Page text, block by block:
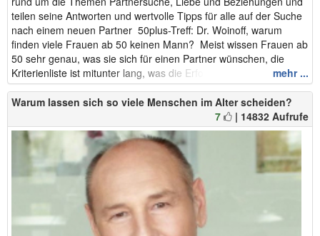
teilen seine Antworten und wertvolle Tipps für alle auf der Suche
nach einem neuen Partner 50plus-Treff: Dr. Woinoff, warum
finden viele Frauen ab 50 keinen Mann? Meist wissen Frauen ab
50 sehr genau, was sie sich für einen Partner wünschen, die
Kriterienliste ist mitunter lang, was die Erfolgsquoten manchmal...
mehr ...
Warum lassen sich so viele Menschen im Alter scheiden?
7
| 14832 Aufrufe